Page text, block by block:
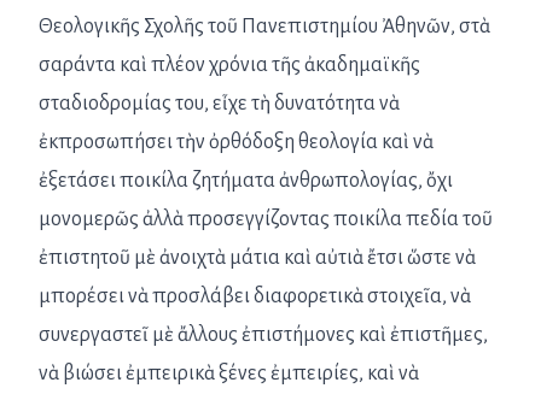
Θεολογικῆς Σχολῆς τοῦ Πανεπιστημίου Ἀθηνῶν, στὰ
σαράντα καὶ πλέον χρόνια τῆς ἀκαδημαϊκῆς
σταδιοδρομίας του, εἶχε τὴ δυνατότητα νὰ
ἐκπροσωπήσει τὴν ὀρθόδοξη θεολογία καὶ νὰ
ἐξετάσει ποικίλα ζητήματα ἀνθρωπολογίας, ὄχι
μονομερῶς ἀλλὰ προσεγγίζοντας ποικίλα πεδία τοῦ
ἐπιστητοῦ μὲ ἀνοιχτὰ μάτια καὶ αὐτιὰ ἔτσι ὥστε νὰ
μπορέσει νὰ προσλάβει διαφορετικὰ στοιχεῖα, νὰ
συνεργαστεῖ μὲ ἄλλους ἐπιστήμονες καὶ ἐπιστῆμες,
νὰ βιώσει ἐμπειρικὰ ξένες ἐμπειρίες, καὶ νὰ